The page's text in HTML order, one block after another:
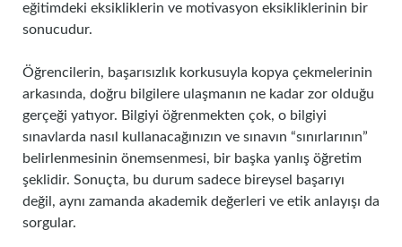
eğitimdeki eksikliklerin ve motivasyon eksikliklerinin bir
sonucudur.
Öğrencilerin, başarısızlık korkusuyla kopya çekmelerinin
arkasında, doğru bilgilere ulaşmanın ne kadar zor olduğu
gerçeği yatıyor. Bilgiyi öğrenmekten çok, o bilgiyi
sınavlarda nasıl kullanacağınızın ve sınavın “sınırlarının”
belirlenmesinin önemsenmesi, bir başka yanlış öğretim
şeklidir. Sonuçta, bu durum sadece bireysel başarıyı
değil, aynı zamanda akademik değerleri ve etik anlayışı da
sorgular.